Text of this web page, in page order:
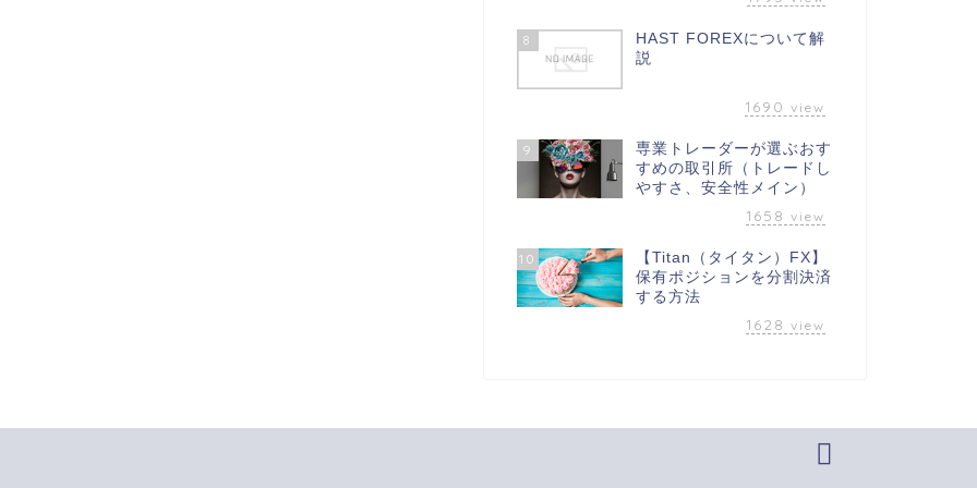
8
HAST FOREXについて解
説
1690 view
9
専業トレーダーが選ぶおす
すめの取引所（トレードし
やすさ、安全性メイン）
1658 view
10
【Titan（タイタン）FX】
保有ポジションを分割決済
する方法
1628 view